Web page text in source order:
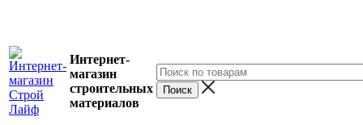
Интернет-
магазин
строительных
материалов